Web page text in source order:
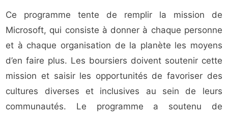
Ce programme tente de remplir la mission de
Microsoft, qui consiste à donner à chaque personne
et à chaque organisation de la planète les moyens
d’en faire plus. Les boursiers doivent soutenir cette
mission et saisir les opportunités de favoriser des
cultures diverses et inclusives au sein de leurs
communautés. Le programme a soutenu de